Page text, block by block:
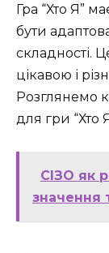
Гра “Хто Я”
бути
складності.
цікавою і
Розглянемо
для гри “Хто
СІЗО як
значення